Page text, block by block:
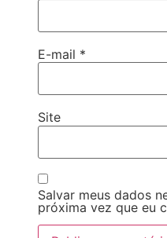
E-mail *
Site
Salvar meus dados
próxima vez que eu